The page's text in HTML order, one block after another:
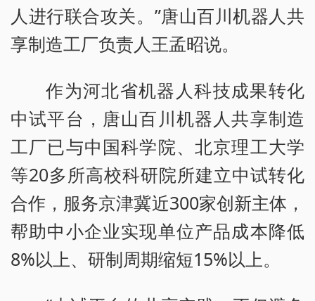
人进行联合攻关。”唐山百川机器人共
享制造工厂负责人王孟昭说。
作为河北省机器人科技成果转化
中试平台，唐山百川机器人共享制造
工厂已与中国科学院、北京理工大学
等20多所高校科研院所建立中试转化
合作，服务京津冀近300家创新主体，
帮助中小企业实现单位产品成本降低
8%以上、研制周期缩短15%以上。